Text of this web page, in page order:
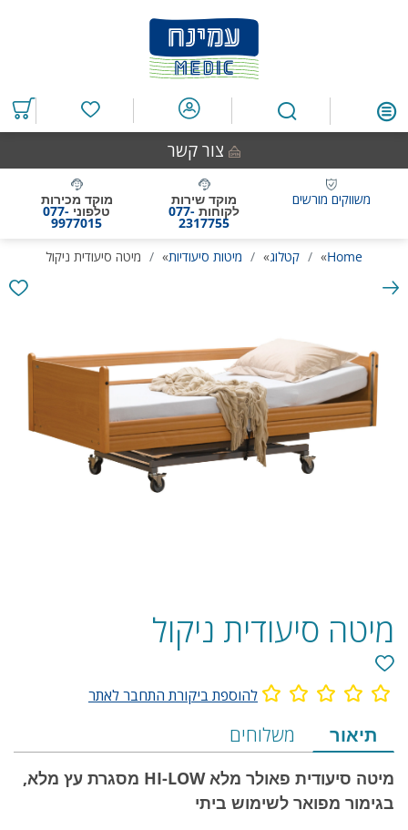
מוצרים
במועדפים
משווקים מורשים מוקד שירות
לקוחות 077-
2317755
מוקד מכירות
טלפוני 077-
9977015
צור קשר
Home
» קטלוג» מיטות סיעודיות» מיטה סיעודית ניקול
מיטה סיעודית ניקול
להוספת ביקורת התחבר לאתר
מידע
על
המוצר
תיאור משלוחים
מיטה סיעודית פאולר מלא HI-LOW מסגרת עץ מלא,
בגימור מפואר לשימוש ביתי
גלריית
המוצר